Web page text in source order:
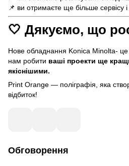
📌 ви отримаєте ще більше сервісу і
🤍 Дякуємо, що
Нове обладнання Konica Minolta- це
нам робити ваші проекти ще
якіснішими.
Print Orange — поліграфія, яка
відбиток!
Обговорення